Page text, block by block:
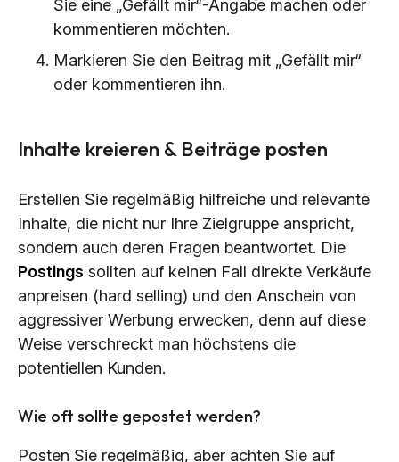
Sie eine „Gefällt mir“-Angabe machen oder
kommentieren möchten.
Markieren Sie den Beitrag mit „Gefällt mir“
oder kommentieren ihn.
Inhalte kreieren & Beiträge posten
Erstellen Sie regelmäßig hilfreiche und relevante
Inhalte, die nicht nur Ihre Zielgruppe anspricht,
sondern auch deren Fragen beantwortet. Die
Postings sollten auf keinen Fall direkte Verkäufe
anpreisen (hard selling) und den Anschein von
aggressiver Werbung erwecken, denn auf diese
Weise verschreckt man höchstens die
potentiellen Kunden.
Wie oft sollte gepostet werden?
Posten Sie regelmäßig, aber achten Sie auf